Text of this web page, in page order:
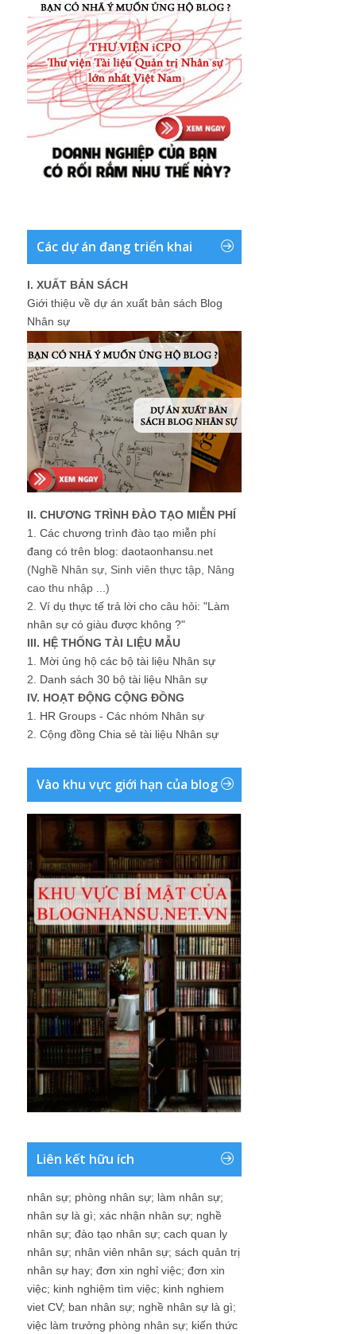
Các dự án đang triển khai
I. XUẤT BẢN SÁCH
Giới thiệu về dự án xuất bản sách Blog
Nhân sự
II. CHƯƠNG TRÌNH ĐÀO TẠO MIỄN PHÍ
1. Các chương trình đào tạo miễn phí
đang có trên blog: daotaonhansu.net
(Nghề Nhân sự, Sinh viên thực tập, Nâng
cao thu nhập ...)
2. Ví dụ thực tế trả lời cho câu hỏi: "Làm
nhân sự có giàu được không ?"
III. HỆ THỐNG TÀI LIỆU MẪU
1. Mời ủng hộ các bộ tài liệu Nhân sự
2. Danh sách 30 bộ tài liệu Nhân sự
IV. HOẠT ĐỘNG CỘNG ĐỒNG
1. HR Groups - Các nhóm Nhân sự
2. Cộng đồng Chia sẻ tài liệu Nhân sự
Vào khu vực giới hạn của blog
Liên kết hữu ích
nhân sự; phòng nhân sự; làm nhân sự;
nhân sự là gì; xác nhận nhân sự; nghề
nhân sự; đào tạo nhân sự; cach quan ly
nhân sự; nhân viên nhân sự; sách quản trị
nhân sự hay; đơn xin nghỉ việc; đơn xin
việc; kinh nghiệm tìm việc; kinh nghiem
viet CV; ban nhân sự; nghề nhân sự là gì;
việc làm trưởng phòng nhân sự; kiến thức